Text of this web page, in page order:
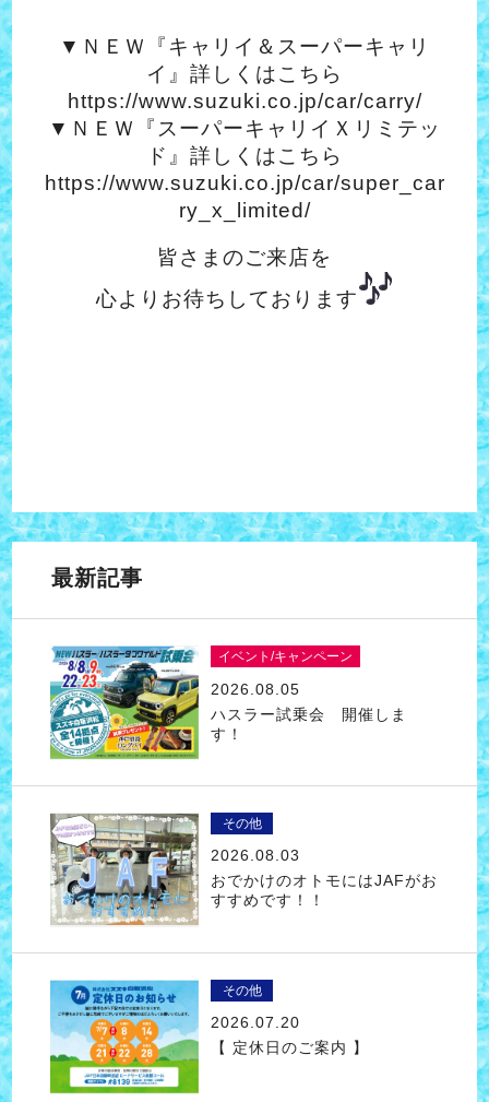
▼ＮＥＷ『キャリイ＆スーパーキャリ
イ』詳しくはこちら
https://www.suzuki.co.jp/car/carry/
▼ＮＥＷ『スーパーキャリイＸリミテッ
ド』詳しくはこちら
https://www.suzuki.co.jp/car/super_car
ry_x_limited/
皆さまのご来店を
心よりお待ちしております
最新記事
イベント/キャンペーン
2026.08.05
ハスラー試乗会 開催しま
す！
その他
2026.08.03
おでかけのオトモにはJAFがお
すすめです！！
その他
2026.07.20
【 定休日のご案内 】